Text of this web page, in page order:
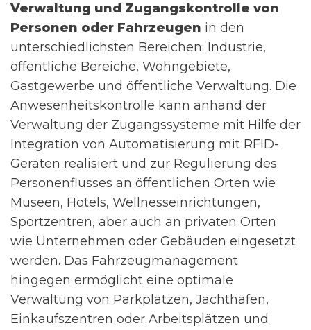
Verwaltung und Zugangskontrolle von
Personen oder Fahrzeugen in den
unterschiedlichsten Bereichen: Industrie,
öffentliche Bereiche, Wohngebiete,
Gastgewerbe und öffentliche Verwaltung. Die
Anwesenheitskontrolle kann anhand der
Verwaltung der Zugangssysteme mit Hilfe der
Integration von Automatisierung mit RFID-
Geräten realisiert und zur Regulierung des
Personenflusses an öffentlichen Orten wie
Museen, Hotels, Wellnesseinrichtungen,
Sportzentren, aber auch an privaten Orten
wie Unternehmen oder Gebäuden eingesetzt
werden. Das Fahrzeugmanagement
hingegen ermöglicht eine optimale
Verwaltung von Parkplätzen, Jachthäfen,
Einkaufszentren oder Arbeitsplätzen und